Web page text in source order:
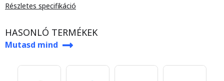
Részletes specifikáció
HASONLÓ TERMÉKEK
Mutasd mind